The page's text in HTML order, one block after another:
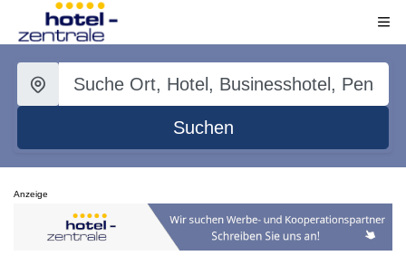
Suchen
Anzeige